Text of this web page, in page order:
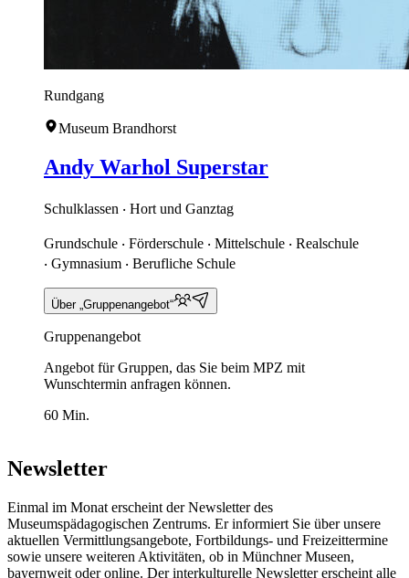
Rundgang
Museum Brandhorst
Andy Warhol Superstar
Schulklassen ‧ Hort und Ganztag
Grundschule ‧ Förderschule ‧ Mittelschule ‧ Realschule
‧ Gymnasium ‧ Berufliche Schule
Über „Gruppenangebot“
Gruppenangebot
Angebot für Gruppen, das Sie beim MPZ mit
Wunschtermin anfragen können.
60 Min.
Newsletter
Einmal im Monat erscheint der Newsletter des
Museumspädagogischen Zentrums. Er informiert Sie über unsere
aktuellen Vermittlungsangebote, Fortbildungs- und Freizeittermine
sowie unsere weiteren Aktivitäten, ob in Münchner Museen,
bayernweit oder online. Der interkulturelle Newsletter erscheint alle